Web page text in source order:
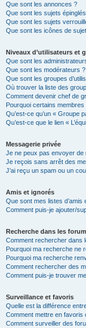
Que sont les annonces ?
Que sont les sujets
Que sont les sujets
Que sont les icônes de
Niveaux d’utilisateurs et
Que sont les
Que sont les modérateurs ?
Que sont les groupes
Où trouver la liste des
Comment devenir chef de
Pourquoi certains
Qu’est-ce qu’un « Groupe
Qu’est-ce que le lien «
Messagerie privée
Je ne peux pas envoyer de
Je reçois sans arrêt des
J’ai reçu un spam ou un
Amis et ignorés
Que sont mes listes d’amis
Comment puis-je ajouter/
Recherche dans les
Comment rechercher dans
Pourquoi ma recherche ne
Pourquoi ma recherche
Comment rechercher des
Comment puis-je trouver
Surveillance et favoris
Quelle est la différence
Comment mettre en favoris
Comment surveiller des